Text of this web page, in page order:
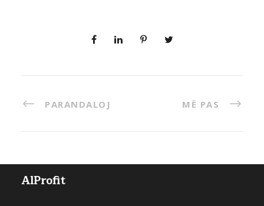
PARANDALOJ MË PAS
AlProfit